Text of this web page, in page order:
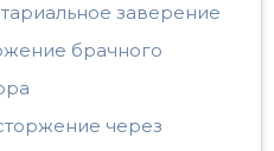
заверение
брачного
через